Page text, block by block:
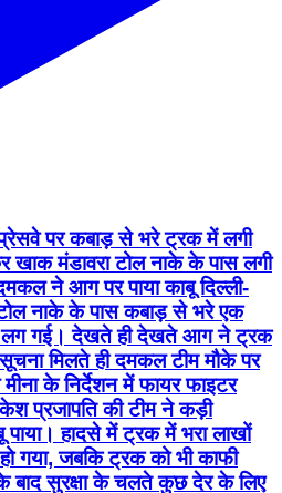
पर कबाड़ से भरे ट्रक में लगी
मंडावरा टोल नाके के पास लगी
ने आग पर पाया काबू दिल्ली-
नाके के पास कबाड़ से भरे एक
गई। देखते ही देखते आग ने ट्रक
मिलते ही दमकल टीम मौके पर
के निर्देशन में फायर फाइटर
प्रजापति की टीम ने कड़ी
हादसे में ट्रक में भरा लाखों
गया, जबकि ट्रक को भी काफी
सुरक्षा के चलते कुछ देर के लिए